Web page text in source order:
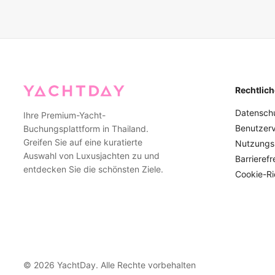
Ihre Premium-Yacht-
Buchungsplattform in Thailand.
Greifen Sie auf eine kuratierte
Auswahl von Luxusjachten zu und
entdecken Sie die schönsten Ziele.
Cookie-
© 2026 YachtDay. Alle Rechte vorbehalten